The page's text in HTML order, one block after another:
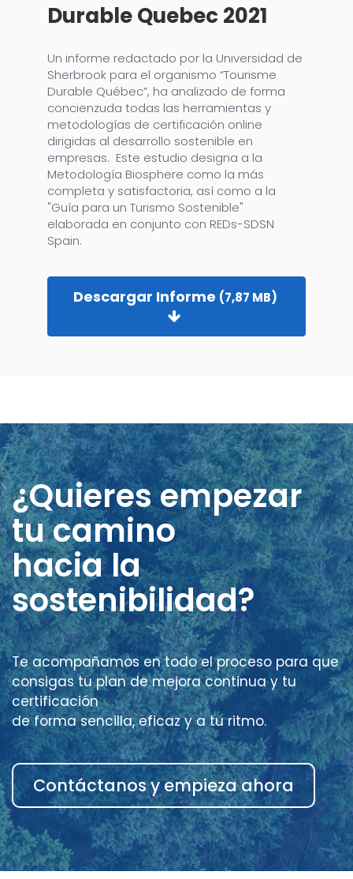
Durable Quebec 2021
Un informe redactado por la Universidad de
Sherbrook para el organismo “Tourisme
Durable Québec”, ha analizado de forma
concienzuda todas las herramientas y
metodologías de certificación online
dirigidas al desarrollo sostenible en
empresas. Este estudio designa a la
Metodología Biosphere como la más
completa y satisfactoria, así como a la
"Guía para un Turismo Sostenible"
elaborada en conjunto con REDs-SDSN
Spain.
Descargar Informe (7,87 MB)
¿Quieres empezar
tu camino
hacia la
sostenibilidad?
Te acompañamos en todo el proceso para que
consigas tu plan de mejora continua y tu
certificación
de forma sencilla, eficaz y a tu ritmo.
Contáctanos y empieza ahora